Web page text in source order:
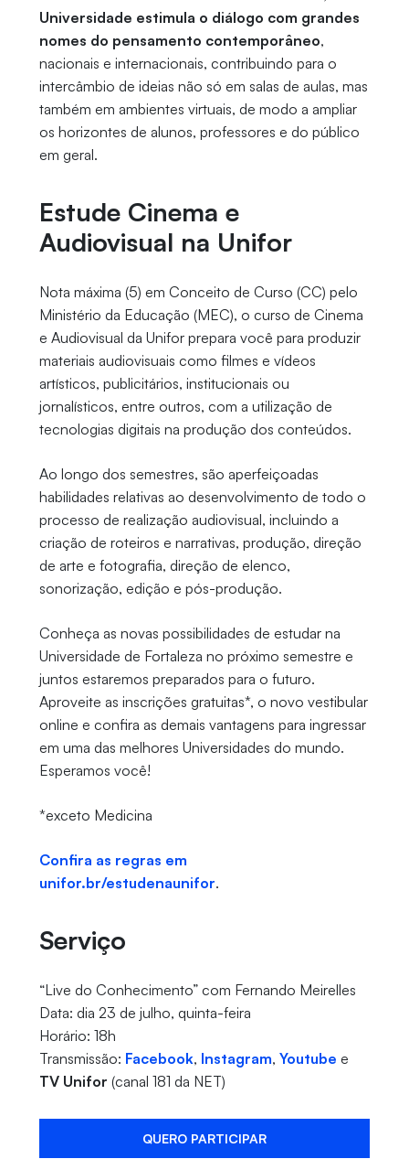
Universidade estimula o diálogo com grandes
nomes do pensamento contemporâneo,
nacionais e internacionais, contribuindo para o
intercâmbio de ideias não só em salas de aulas, mas
também em ambientes virtuais, de modo a ampliar
os horizontes de alunos, professores e do público
em geral.
Estude Cinema e
Audiovisual na Unifor
Nota máxima (5) em Conceito de Curso (CC) pelo
Ministério da Educação (MEC), o curso de Cinema
e Audiovisual da Unifor prepara você para produzir
materiais audiovisuais como filmes e vídeos
artísticos, publicitários, institucionais ou
jornalísticos, entre outros, com a utilização de
tecnologias digitais na produção dos conteúdos.
Ao longo dos semestres, são aperfeiçoadas
habilidades relativas ao desenvolvimento de todo o
processo de realização audiovisual, incluindo a
criação de roteiros e narrativas, produção, direção
de arte e fotografia, direção de elenco,
sonorização, edição e pós-produção.
Conheça as novas possibilidades de estudar na
Universidade de Fortaleza no próximo semestre e
juntos estaremos preparados para o futuro.
Aproveite as inscrições gratuitas*, o novo vestibular
online e confira as demais vantagens para ingressar
em uma das melhores Universidades do mundo.
Esperamos você!
*exceto Medicina
Confira as regras em
unifor.br/estudenaunifor.
Serviço
“Live do Conhecimento” com Fernando Meirelles
Data: dia 23 de julho, quinta-feira
Horário: 18h
Transmissão: Facebook, Instagram, Youtube e
TV Unifor (canal 181 da NET)
QUERO PARTICIPAR